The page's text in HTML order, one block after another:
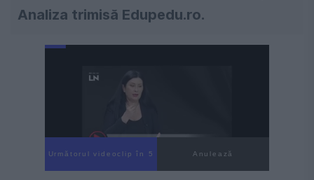
Analiza trimisă Edupedu.ro.
Următorul videoclip în 4 Anulează